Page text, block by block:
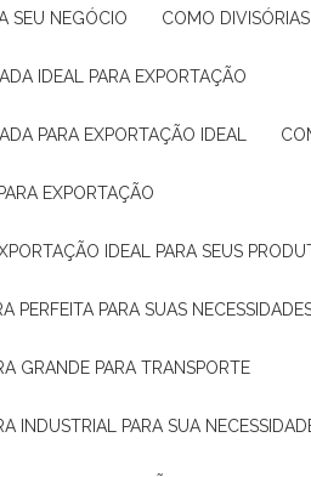
SEU NEGÓCIO COMO
IDEAL PARA EXPORTAÇÃO
PARA EXPORTAÇÃO IDEAL
EXPORTAÇÃO
IDEAL PARA SEUS
PERFEITA PARA SUAS
GRANDE PARA TRANSPORTE
INDUSTRIAL PARA SUA